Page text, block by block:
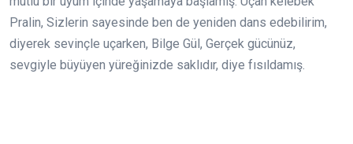
Pralin, Sizlerin sayesinde ben de yeniden dans edebilirim,
diyerek sevinçle uçarken, Bilge Gül, Gerçek gücünüz,
sevgiyle büyüyen yüreğinizde saklıdır, diye fısıldamış.